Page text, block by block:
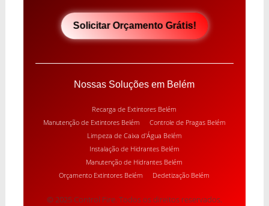
Solicitar Orçamento Grátis!
Nossas Soluções em Belém
Recarga de Extintores Belém
Manutenção de Extintores Belém
Controle de Pragas Belém
Limpeza de Caixa d'Água Belém
Instalação de Hidrantes Belém
Manutenção de Hidrantes Belém
Orçamento Extintores Belém
Dedetização Belém
© 2025 Control Fire. Todos os direitos reservados.